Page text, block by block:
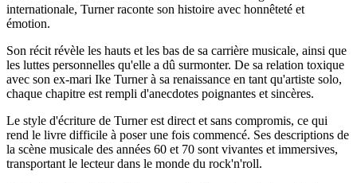
internationale, Turner raconte son histoire avec honnêteté et
émotion.
Son récit révèle les hauts et les bas de sa carrière musicale, ainsi que
les luttes personnelles qu'elle a dû surmonter. De sa relation toxique
avec son ex-mari Ike Turner à sa renaissance en tant qu'artiste solo,
chaque chapitre est rempli d'anecdotes poignantes et sincères.
Le style d'écriture de Turner est direct et sans compromis, ce qui
rend le livre difficile à poser une fois commencé. Ses descriptions de
la scène musicale des années 60 et 70 sont vivantes et immersives,
transportant le lecteur dans le monde du rock'n'roll.